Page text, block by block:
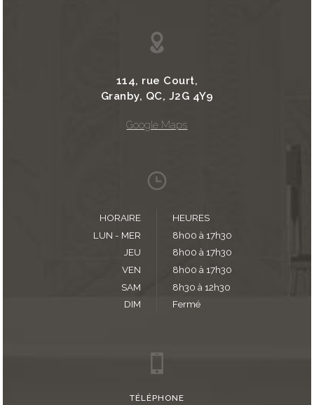
114, rue Court,
Granby, QC, J2G 4Y9
Google Maps
HORAIRE
HEURES
LUN - MER
8h00 à 17h30
JEU
8h00 à 17h30
VEN
8h00 à 17h30
SAM
8h30 à 12h30
DIM
Fermé
TÉLÉPHONE